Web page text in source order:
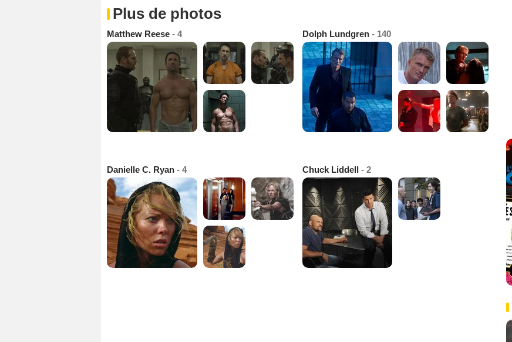
Plus de photos
Matthew Reese - 4 Dolph Lundgren - 140
Danielle C. Ryan - 4 Chuck Liddell - 2